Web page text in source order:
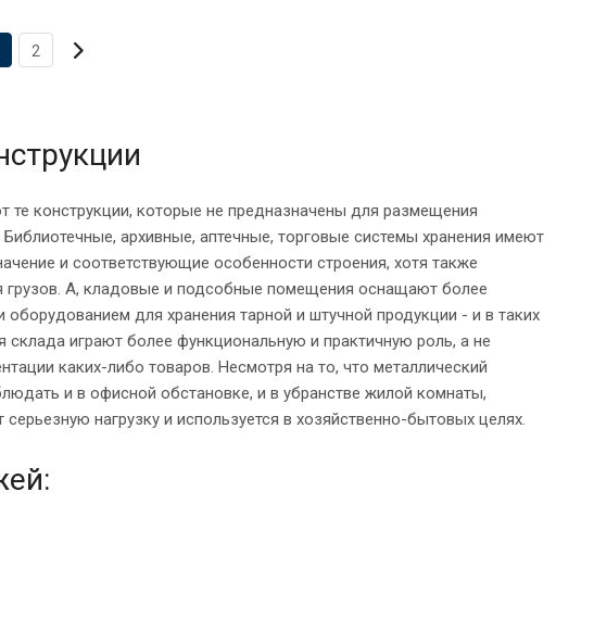
2
те конструкции, которые не предназначены для размещения
архивные, аптечные, торговые системы хранения имеют
и соответствующие особенности строения, хотя также
грузов. А, кладовые и подсобные помещения оснащают более
оборудованием для хранения тарной и штучной продукции - и в таких
склада играют более функциональную и практичную роль, а не
каких-либо товаров. Несмотря на то, что металлический
и в офисной обстановке, и в убранстве жилой комнаты,
нагрузку и используется в хозяйственно-бытовых целях.